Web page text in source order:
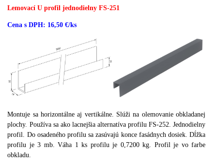
Lemovací U profil jednodielny FS-251
Cena s DPH: 16,50 €/ks
Montuje sa horizontálne aj vertikálne. Slúži na olemovanie obkladanej
plochy. Používa sa ako lacnejšia alternatíva profilu FS-252. Jednodielny
profil. Do osadeného profilu sa zasúvajú konce fasádnych dosiek. Dĺžka
profilu je 3 mb. Váha 1 ks profilu je 0,7200 kg. Profil je vo farbe
obkladu.